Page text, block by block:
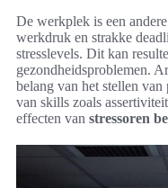
De werkplek is een
werkdruk en strakke
stresslevels. Dit kan
gezondheidsproblemen.
belang van het stellen
van skills zoals
effecten van stressoren